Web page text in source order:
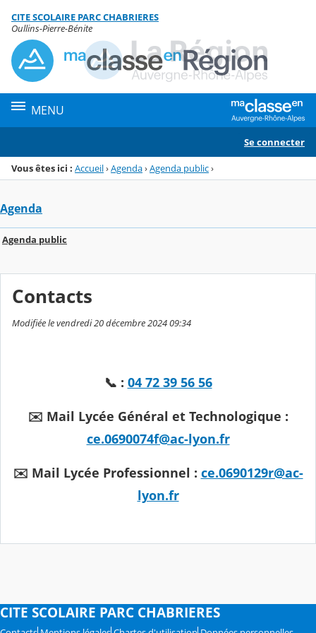
Menu de la rubrique
Contenu
CITE SCOLAIRE PARC CHABRIERES
Oullins-Pierre-Bénite
MENU
Se connecter
Vous êtes ici : Accueil›Agenda›Agenda public›
Agenda
Agenda public
Contacts
Modifiée le vendredi 20 décembre 2024 09:34
📞 : 04 72 39 56 56
✉️ Mail Lycée Général et Technologique :
ce.0690074f@ac-lyon.fr
✉️ Mail Lycée Professionnel : ce.0690129r@ac-
lyon.fr
CITE SCOLAIRE PARC CHABRIERES